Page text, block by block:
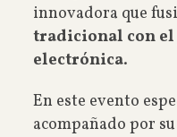
innovadora que
tradicional con el
electrónica.
En este evento
acompañado por su